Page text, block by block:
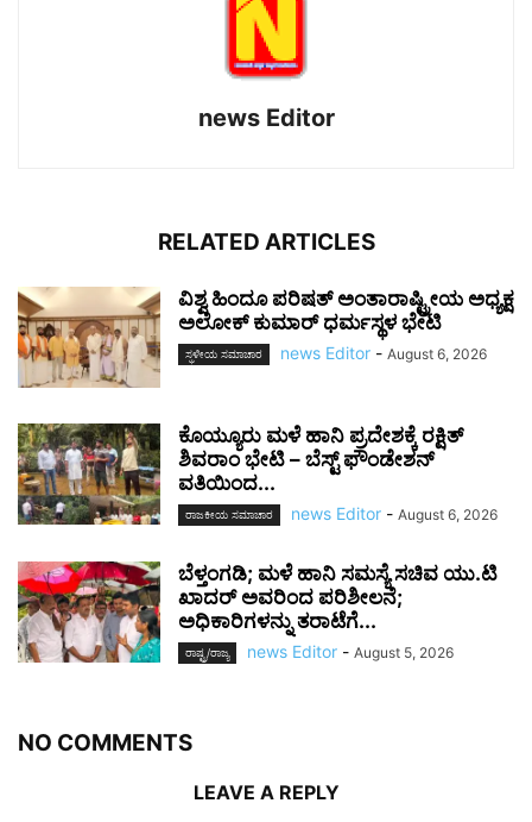
news Editor
RELATED ARTICLES
ವಿಶ್ವ ಹಿಂದೂ ಪರಿಷತ್ ಅಂತಾರಾಷ್ಟ್ರೀಯ ಅಧ್ಯಕ್ಷ
ಅಲೋಕ್ ಕುಮಾರ್ ಧರ್ಮಸ್ಥಳ ಭೇಟಿ
ಸ್ಥಳೀಯ ಸಮಾಚಾರ news Editor - August 6, 2026
ಕೊಯ್ಯೂರು ಮಳೆ ಹಾನಿ ಪ್ರದೇಶಕ್ಕೆ ರಕ್ಷಿತ್
ಶಿವರಾಂ ಭೇಟಿ – ಬೆಸ್ಟ್ ಫೌಂಡೇಶನ್
ವತಿಯಿಂದ...
ರಾಜಕೀಯ ಸಮಾಚಾರ news Editor - August 6, 2026
ಬೆಳ್ತಂಗಡಿ; ಮಳೆ ಹಾನಿ ಸಮಸ್ಯೆ ಸಚಿವ ಯು.ಟಿ
ಖಾದರ್‌ ಅವರಿಂದ ಪರಿಶೀಲನೆ;
ಅಧಿಕಾರಿಗಳನ್ನು ತರಾಟೆಗೆ...
ರಾಷ್ಟ್ರ/ರಾಜ್ಯ news Editor - August 5, 2026
NO COMMENTS
LEAVE A REPLY